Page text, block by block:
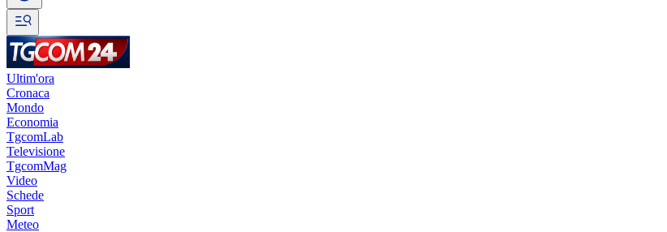
Ultim'ora
Cronaca
Mondo
Economia
TgcomLab
Televisione
TgcomMag
Video
Schede
Sport
Meteo